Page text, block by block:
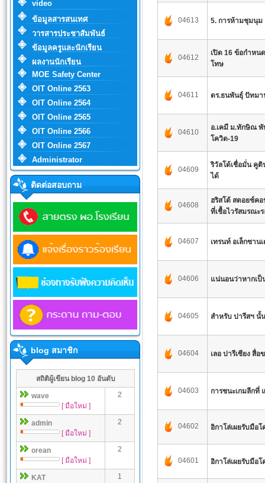
video
ข้อมูลสารสนเทศ
วารสารประชาสัมพันธ์
ข้อมูลครูและนักเรียน
ผลงานนักเรียน
MOE Safety Center
OIT Online 2563
OIT Online 2564
OIT Online 2565
OIT Online 2566
OIT Online 2567
Administrator
ติดต่อสอบถาม
blog สมาชิก
สถิติผู้เขียน blog 10 อันดับ
wave
[ มือใหม่ ]
2
admin
[ มือใหม่ ]
2
orean
[ มือใหม่ ]
2
KAT
1
04613 5. การห้ามชุมนุม
04612
เปิด 16 ข้อกำหน
โทษ
04611 ดร.ธนพันธุ์ ปัทม
04610
อ.เคมี ม.ทักษิณ พั
โควิด-19
04609
ริวัลโด้เชื่อมั่น คู
ได้
04608
ฮริสโต้ สตอยช์ค
ที่เชื้อไวรัสมรณะ
04607 เทรนท์ อเล็กซาน
04606 แน่นอนว่าหากเ
04605 สำหรับ ปารีสฯ นั้
04604 เลอ ปารีเซียง สื่อ
04603 การชนะเกมลีกที่
04602 อิกาโล่เผยรับมือ
04601 อิกาโล่เผยรับมือ